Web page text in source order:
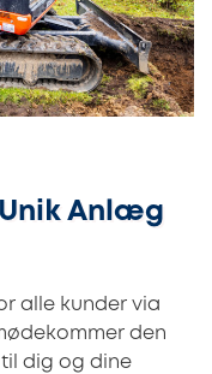
Anlæg
alle kunder via
den
dig og dine